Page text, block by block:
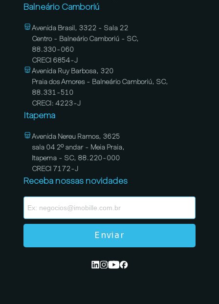
Balneário Camboriú
Avenida Brasil, 3322 - Sala 22
Centro - Balneário Camboriú - SC,
88.330-060
CRECI 6854-J
Avenida Ruy Barbosa, 320
Praia dos Amores - Balneário Camboriú, SC,
88.331-510
CRECI: 4223-J
Itapema
Avenida Nereu Ramos, 3625
sala 04 2º andar - Meia Praia,
Itapema - SC, 88.220-000
CRECI 7172-J
Receba nossas novidades
Enviar